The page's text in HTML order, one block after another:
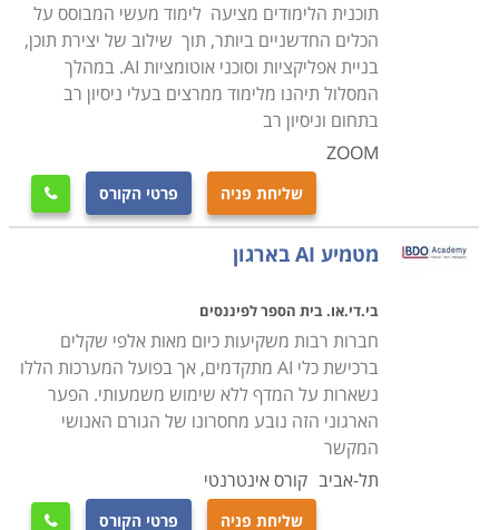
תוכנית הלימודים מציעה לימוד מעשי המבוסס על
הכלים החדשניים ביותר, תוך שילוב של יצירת תוכן,
בניית אפליקציות וסוכני אוטומציות AI. במהלך
המסלול תיהנו מלימוד ממרצים בעלי ניסיון רב
בתחום וניסיון רב
ZOOM
שליחת פניה פרטי הקורס 
מטמיע AI בארגון
בי.די.או. בית הספר לפיננסים
חברות רבות משקיעות כיום מאות אלפי שקלים
ברכישת כלי AI מתקדמים, אך בפועל המערכות הללו
נשארות על המדף ללא שימוש משמעותי. הפער
הארגוני הזה נובע מחסרונו של הגורם האנושי
המקשר
תל-אביב קורס אינטרנטי
שליחת פניה פרטי הקורס 